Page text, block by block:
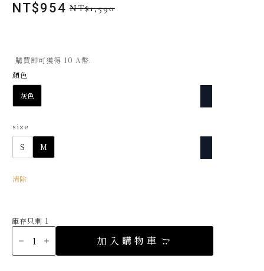
NT$1,590
原
格：
NT$1,590。
NT$954
目
格：
NT$954。
購買即可獲得 10 A幣.
顏色
灰色
size
S M
清除
庫存只剩 1
正
摺
加入購物車